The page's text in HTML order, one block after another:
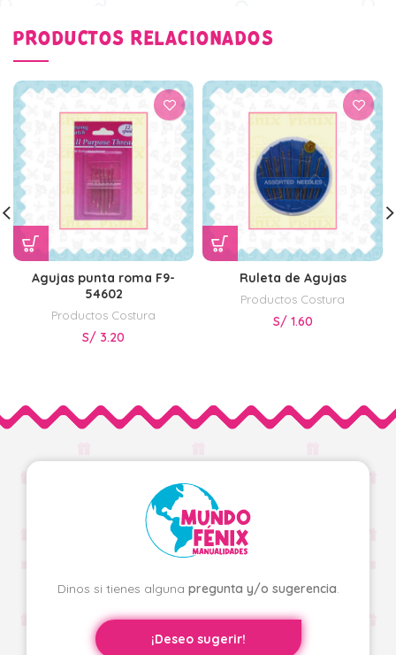
PRODUCTOS RELACIONADOS
Agujas punta roma F9-
54602
Productos Costura
S/ 3.20
Ruleta de Agujas
Productos Costura
S/ 1.60
Dinos si tienes alguna pregunta y/o sugerencia.
¡Deseo sugerir!